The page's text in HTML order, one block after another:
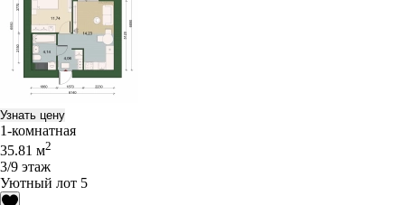
Узнать цену
1-комнатная
35.81 м2
3/9 этаж
Уютный лот 5